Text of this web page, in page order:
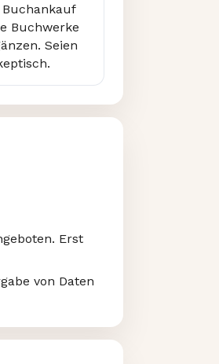
Buchwerke
Seien
Erst
von Daten